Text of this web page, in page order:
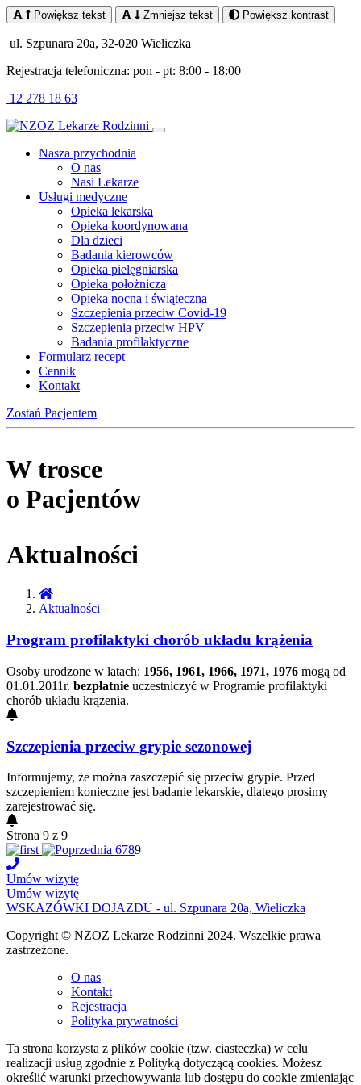
Powiększ tekst Zmniejsz tekst Powiększ kontrast
ul. Szpunara 20a, 32-020 Wieliczka
Rejestracja telefoniczna: pon - pt: 8:00 - 18:00
12 278 18 63
Nasza przychodnia
O nas
Nasi Lekarze
Usługi medyczne
Opieka lekarska
Opieka koordynowana
Dla dzieci
Badania kierowców
Opieka pielęgniarska
Opieka położnicza
Opieka nocna i świąteczna
Szczepienia przeciw Covid-19
Szczepienia przeciw HPV
Badania profilaktyczne
Formularz recept
Cennik
Kontakt
Zostań Pacjentem
W trosce
o Pacjentów
Aktualności
Aktualności
Program profilaktyki chorób układu krążenia
Osoby urodzone w latach: 1956, 1961, 1966, 1971, 1976 mogą od
01.01.2011r. bezpłatnie uczestniczyć w Programie profilaktyki
chorób układu krążenia.
Szczepienia przeciw grypie sezonowej
Informujemy, że można zaszczepić się przeciw grypie. Przed
szczepieniem konieczne jest badanie lekarskie, dlatego prosimy
zarejestrować się.
Strona 9 z 9
6789
Umów wizytę
Umów wizytę
WSKAZÓWKI DOJAZDU - ul. Szpunara 20a, Wieliczka
Copyright © NZOZ Lekarze Rodzinni 2024. Wszelkie prawa
zastrzeżone.
O nas
Kontakt
Rejestracja
Polityka prywatności
Ta strona korzysta z plików cookie (tzw. ciasteczka) w celu
realizacji usług zgodnie z Polityką dotyczącą cookies. Możesz
określić warunki przechowywania lub dostępu do cookie zmieniając